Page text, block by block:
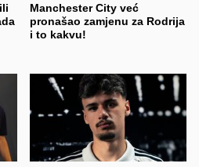
Manchester City već
pronašao zamjenu za Rodrija
i to kakvu!